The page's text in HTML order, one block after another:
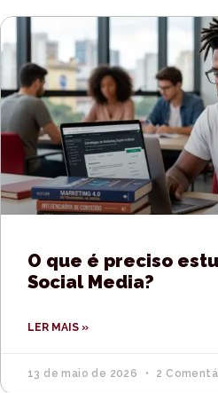
O que é preciso
Social Media?
LER MAIS »
13 de maio de 2026 2